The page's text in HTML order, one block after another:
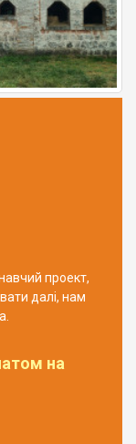
проект,
далі, нам
на